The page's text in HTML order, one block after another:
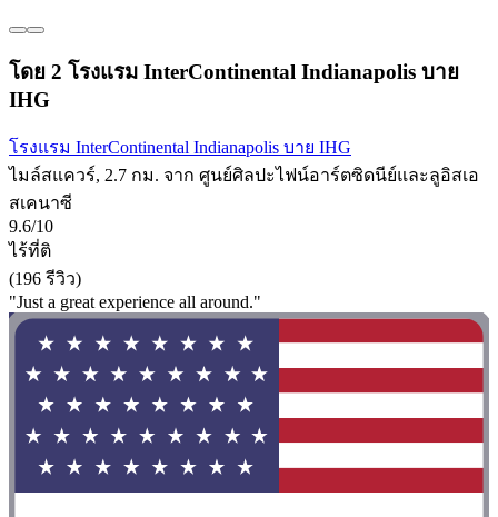
โดย 2 โรงแรม InterContinental Indianapolis บาย
IHG
โรงแรม InterContinental Indianapolis บาย IHG
ไมล์สแควร์, 2.7 กม. จาก ศูนย์ศิลปะไฟน์อาร์ตซิดนีย์และลูอิสเอ
สเคนาซี
9.6/10
ไร้ที่ติ
(196 รีวิว)
"Just a great experience all around."